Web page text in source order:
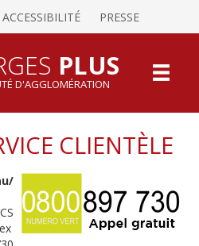
ACCESSIBILITÉ PRESSE
PLUS
D'AGGLOMÉRATION
CLIENTÈLE